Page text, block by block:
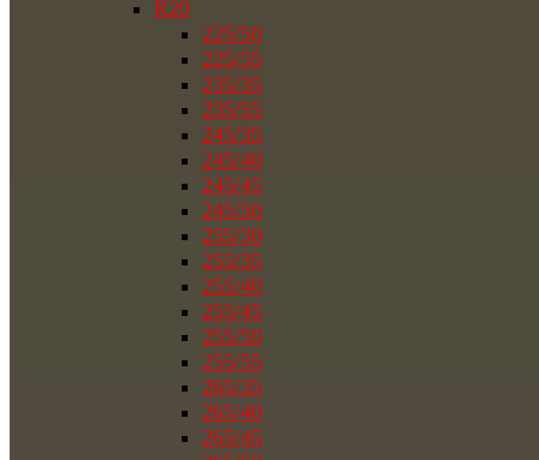
R20
225/50
225/55
235/35
235/55
245/35
245/40
245/45
245/50
255/30
255/35
255/40
255/45
255/50
255/55
265/35
265/40
265/45